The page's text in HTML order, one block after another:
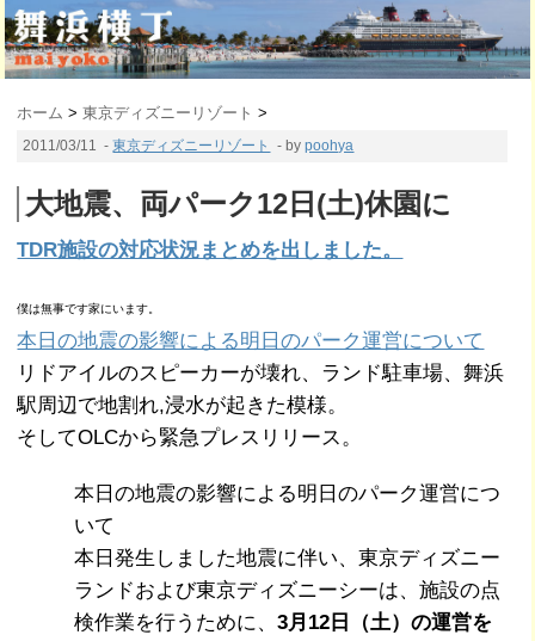
ホーム >東京ディズニーリゾート >
2011/03/11 -東京ディズニーリゾート - bypoohya
大地震、両パーク12日(土)休園に
TDR施設の対応状況まとめを出しました。
僕は無事です家にいます。
本日の地震の影響による明日のパーク運営について
リドアイルのスピーカーが壊れ、ランド駐車場、舞浜
駅周辺で地割れ,浸水が起きた模様。
そしてOLCから緊急プレスリリース。
本日の地震の影響による明日のパーク運営につ
いて
本日発生しました地震に伴い、東京ディズニー
ランドおよび東京ディズニーシーは、施設の点
検作業を行うために、3月12日（土）の運営を